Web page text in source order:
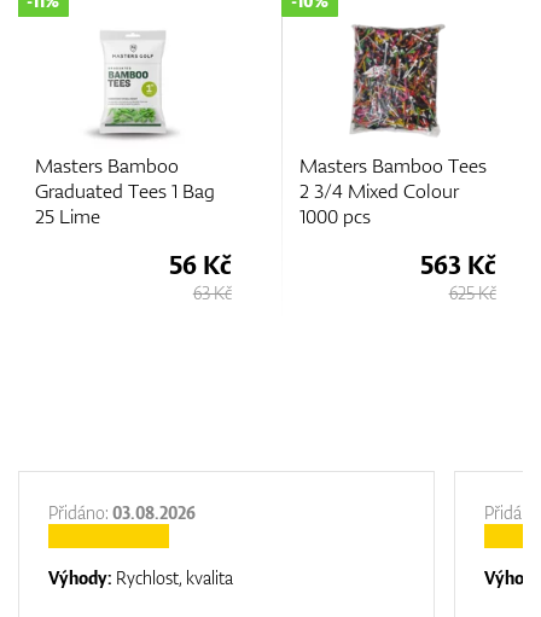
Dárkové poukazy
Bamboo
Tees 1 Bag
Lime
56 Kč
Masters Bamboo Tees
2 3/4 Mixed Colour
1000 pcs
563 Kč
625 Kč
Přidáno: 03.08.2026
Výhody: Rychlost, kvalita